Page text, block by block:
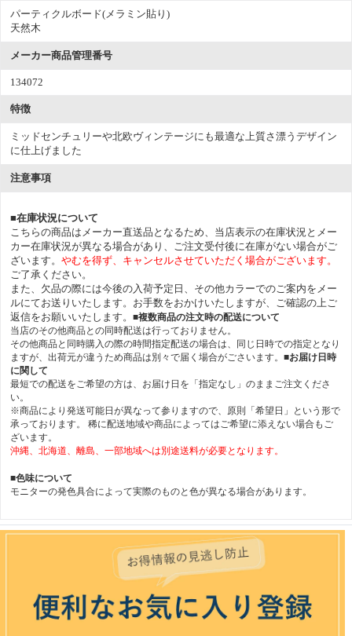
パーティクルボード(メラミン貼り)
天然木
メーカー商品管理番号
134072
特徴
ミッドセンチュリーや北欧ヴィンテージにも最適な上質さ漂うデザイン
に仕上げました
注意事項
■在庫状況について
こちらの商品はメーカー直送品となるため、当店表示の在庫状況とメー
カー在庫状況が異なる場合があり、ご注文受付後に在庫がない場合がご
ざいます。 やむを得ず、キャンセルさせていただく場合がございます。
ご了承ください。
また、欠品の際には今後の入荷予定日、その他カラーでのご案内をメー
ルにてお送りいたします。お手数をおかけいたしますが、ご確認の上ご
返信をお願いいたします。 ■複数商品の注文時の配送について
当店のその他商品との同時配送は行っておりません。
その他商品と同時購入の際の時間指定配送の場合は、同じ日時での指定となり
ますが、出荷元が違うため商品は別々で届く場合がごさいます。 ■お届け日時
に関して
最短での配送をご希望の方は、お届け日を「指定なし」のままご注文くださ
い。
※商品により発送可能日が異なって参りますので、原則「希望日」という形で
承っております。 稀に配送地域や商品によってはご希望に添えない場合もご
ざいます。
沖縄、北海道、離島、一部地域へは別途送料が必要となります。
■色味について
モニターの発色具合によって実際のものと色が異なる場合があります。